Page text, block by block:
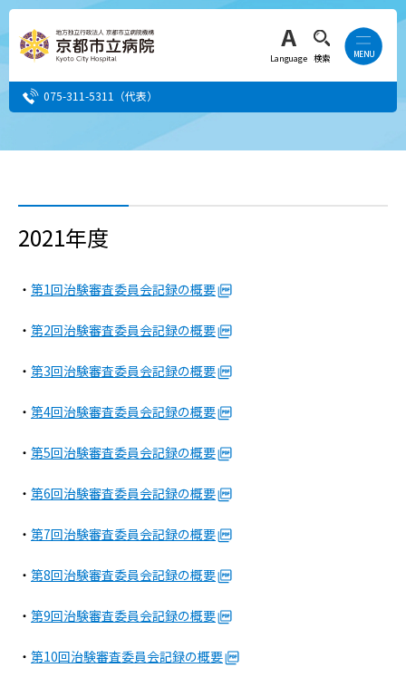
Language 検索
075-311-5311 （代表）
事業者・その他の方
病院の概要
当院の魅力
2021年度
・ 第1回治験審査委員会記録の概要
・ 第2回治験審査委員会記録の概要
・ 第3回治験審査委員会記録の概要
・ 第4回治験審査委員会記録の概要
・ 第5回治験審査委員会記録の概要
・ 第6回治験審査委員会記録の概要
・ 第7回治験審査委員会記録の概要
・ 第8回治験審査委員会記録の概要
・ 第9回治験審査委員会記録の概要
・ 第10回治験審査委員会記録の概要